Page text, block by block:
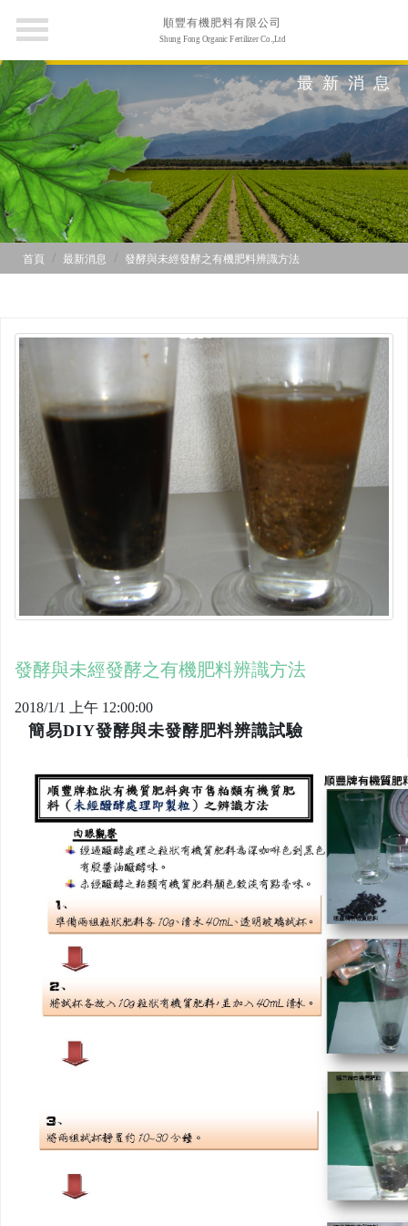
順豐有機肥料有限公司
Shung Fong Organic Fertilizer Co.,Ltd
最新消息
首頁 最新消息 發酵與未經發酵之有機肥料辨識方法
發酵與未經發酵之有機肥料辨識方法
2018/1/1 上午 12:00:00
簡易DIY發酵與未發酵肥料辨識試驗